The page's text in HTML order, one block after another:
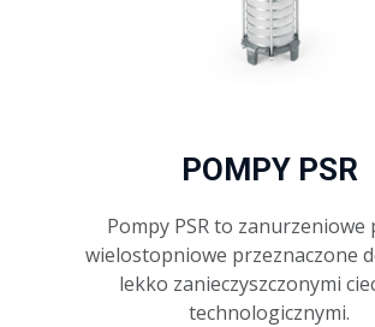
POMPY PSR
Pompy PSR to zanurzeniowe
wielostopniowe przeznaczone
lekko zanieczyszczonymi
technologicznymi.